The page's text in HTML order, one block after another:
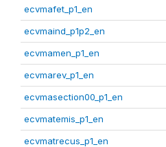
ecvmafet_p1_en
ecvmaind_p1p2_en
ecvmamen_p1_en
ecvmarev_p1_en
ecvmasection00_p1_en
ecvmatemis_p1_en
ecvmatrecus_p1_en